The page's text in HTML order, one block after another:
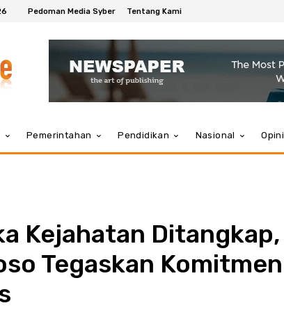
Pedoman Media Syber Tentang Kami
Pemerintahan Pendidikan Nasional Opini
Kejahatan Ditangkap,
Tegaskan Komitmen